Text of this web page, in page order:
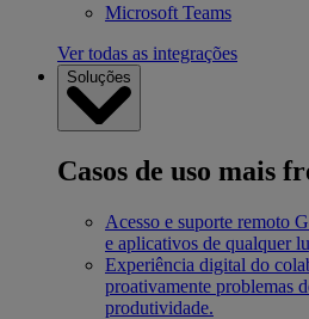
Microsoft Teams
Ver todas as integrações
Soluções
Casos de uso mais
Acesso e suporte remoto
e aplicativos de qualquer
Experiência digital do
proativamente problemas
produtividade.